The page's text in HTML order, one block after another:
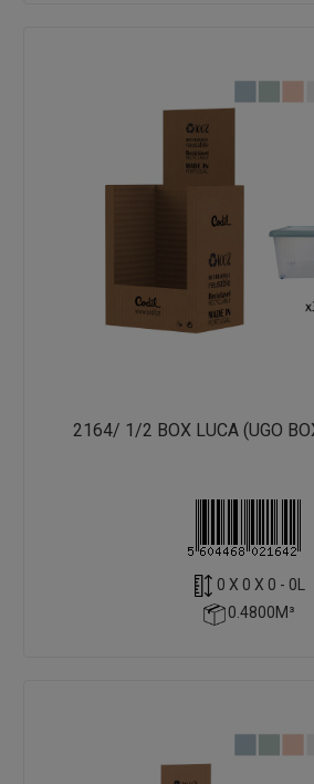
2164/ 1/2 BOX LUCA (UGO
0 X 0 X 0 - 0L
0.4800M³